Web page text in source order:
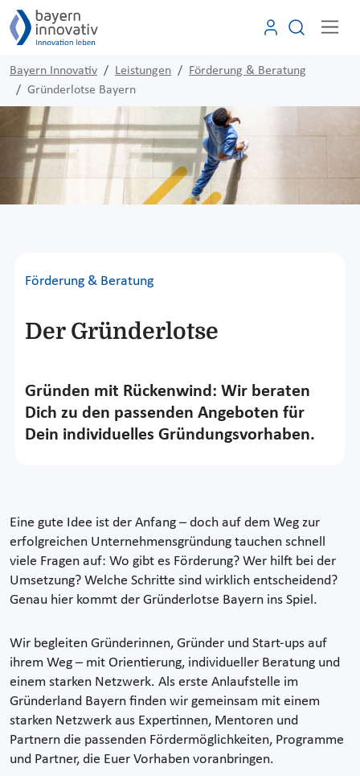
Bayern Innovativ Leistungen
Förderung & Beratung
Gründerlotse Bayern
Förderung & Beratung
Der Gründerlotse
Gründen mit Rückenwind: Wir beraten
Dich zu den passenden Angeboten für
Dein individuelles Gründungsvorhaben.
Eine gute Idee ist der Anfang – doch auf dem Weg zur
erfolgreichen Unternehmensgründung tauchen schnell
viele Fragen auf: Wo gibt es Förderung? Wer hilft bei der
Umsetzung? Welche Schritte sind wirklich entscheidend?
Genau hier kommt der Gründerlotse Bayern ins Spiel.
Wir begleiten Gründerinnen, Gründer und Start-ups auf
ihrem Weg – mit Orientierung, individueller Beratung und
einem starken Netzwerk. Als erste Anlaufstelle im
Gründerland Bayern finden wir gemeinsam mit einem
starken Netzwerk aus Expertinnen, Mentoren und
Partnern die passenden Fördermöglichkeiten, Programme
und Partner, die Euer Vorhaben voranbringen.